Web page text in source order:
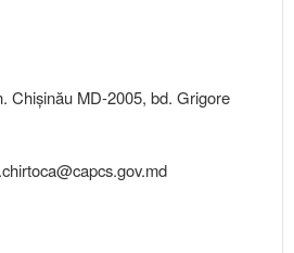
Chișinău MD-2005, bd. Grigore